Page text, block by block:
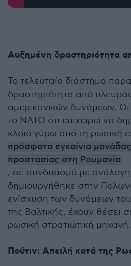
Αυξημένη δραστηριότητα
Το τελευταίο διάστημα
δραστηριότητα από
αμερικανικών δυνάμεων.
το ΝΑΤΟ ότι επιχειρεί να
κλοιό γύρω από τη ρωσική
πρόσφατα εγκαίνια
προστασίας στη Ρουμανία
, σε συνδυασμό με
δημιουργήθηκε στην
ενίσχυση των δυνάμεων
της Βαλτικής, έχουν θέσει
ρωσική στρατιωτική μηχανή.
Πούτιν: Απειλή κατά της